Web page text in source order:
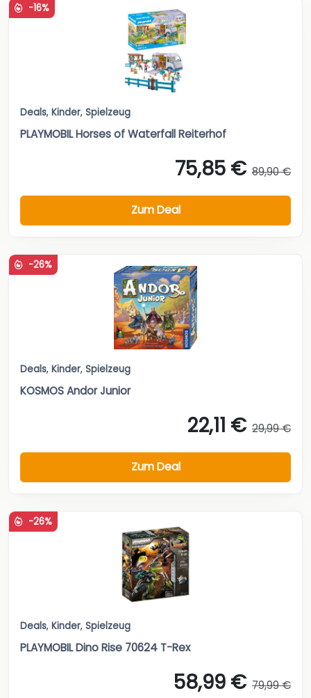
-16%
Deals, Kinder, Spielzeug
PLAYMOBIL Horses of Waterfall Reiterhof
75,85 € 89,90 €
Zum Deal
-26%
Deals, Kinder, Spielzeug
KOSMOS Andor Junior
22,11 € 29,99 €
Zum Deal
-26%
Deals, Kinder, Spielzeug
PLAYMOBIL Dino Rise 70624 T-Rex
58,99 € 79,99 €